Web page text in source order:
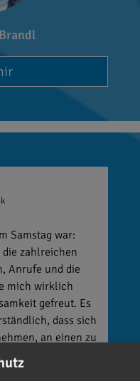
Samstag war:
die zahlreichen
Anrufe und die
mich wirklich
gefreut. Es
dass sich
an einen zu
das zu schätzen.